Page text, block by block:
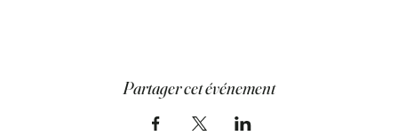
Partager cet événement